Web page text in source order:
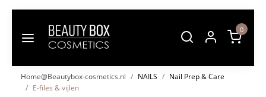
0
Home@Beautybox-cosmetics.nl NAILS
Nail Prep & Care
E-files & vijlen